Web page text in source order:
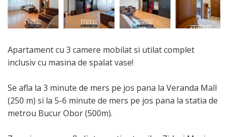
Apartament cu 3 camere mobilat si utilat complet
inclusiv cu masina de spalat vase!
Se afla la 3 minute de mers pe jos pana la Veranda Mall
(250 m) si la 5-6 minute de mers pe jos pana la statia de
metrou Bucur Obor (500m).